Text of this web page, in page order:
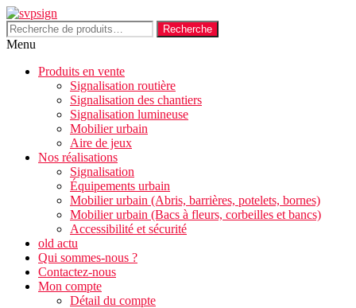
Aller
au
contenu
Recherche
pour :
Recherche
Menu
Produits en vente
Signalisation routière
Signalisation des chantiers
Signalisation lumineuse
Mobilier urbain
Aire de jeux
Nos réalisations
Signalisation
Équipements urbain
Mobilier urbain (Abris, barrières, potelets, bornes)
Mobilier urbain (Bacs à fleurs, corbeilles et bancs)
Accessibilité et sécurité
old actu
Qui sommes-nous ?
Contactez-nous
Mon compte
Détail du compte